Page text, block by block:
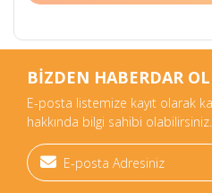
BİZDEN HABERDAR
E-posta listemize kayıt olarak
hakkında bilgi sahibi olabilirsiniz.